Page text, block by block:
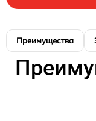
Преимущества